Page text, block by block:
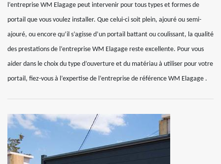
l’entreprise WM Elagage peut intervenir pour tous types et formes de
portail que vous voulez installer. Que celui-ci soit plein, ajouré ou semi-
ajouré, ou encore qu’il s’agisse d’un portail battant ou coulissant, la qualité
des prestations de l’entreprise WM Elagage reste excellente. Pour vous
aider dans le choix du type d’ouverture et du matériau à utiliser pour votre
portail, fiez-vous à l’expertise de l’entreprise de référence WM Elagage .